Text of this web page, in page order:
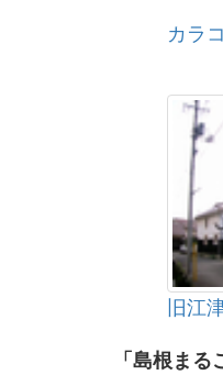
カラ
旧江
「島根ま